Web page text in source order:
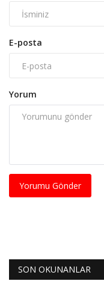
E-posta
Yorum
Yorumu Gönder
SON OKUNANLAR